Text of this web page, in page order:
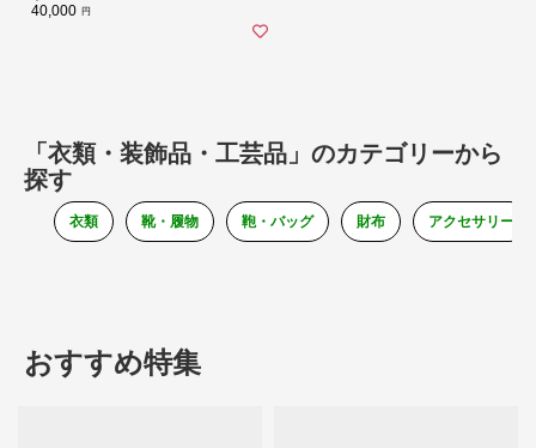
40,000 円
「衣類・装飾品・工芸品」のカテゴリーから
探す
衣類 靴・履物 鞄・バッグ 財布 アクセサリー
おすすめ特集